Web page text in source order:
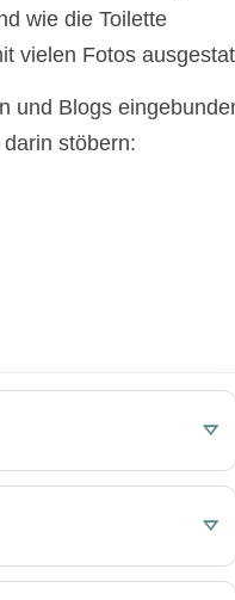
wie die Toilette
vielen Fotos
und Blogs
stöbern: